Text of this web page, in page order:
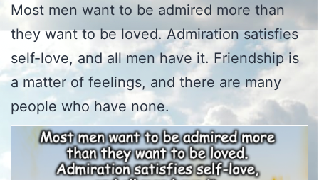
Most men want to be admired more than
they want to be loved. Admiration satisfies
self-love, and all men have it. Friendship is
a matter of feelings, and there are many
people who have none.